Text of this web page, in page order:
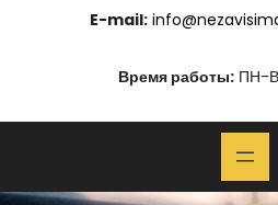
E-mail:
Время работы:ПН-